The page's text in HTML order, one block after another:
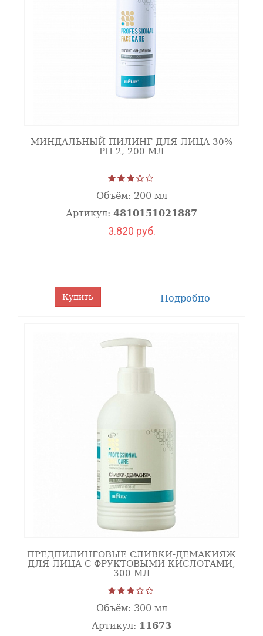
МИНДАЛЬНЫЙ ПИЛИНГ ДЛЯ ЛИЦА 30%
PH 2, 200 МЛ
Объём: 200 мл
Артикул: 4810151021887
3.820 руб.
Купить Подробно
ПРЕДПИЛИНГОВЫЕ СЛИВКИ-ДЕМАКИЯЖ
ДЛЯ ЛИЦА С ФРУКТОВЫМИ КИСЛОТАМИ,
300 МЛ
Объём: 300 мл
Артикул: 11673